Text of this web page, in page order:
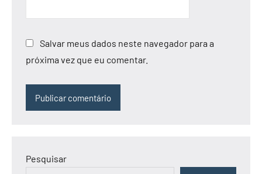
Salvar meus dados neste navegador para a
próxima vez que eu comentar.
Pesquisar